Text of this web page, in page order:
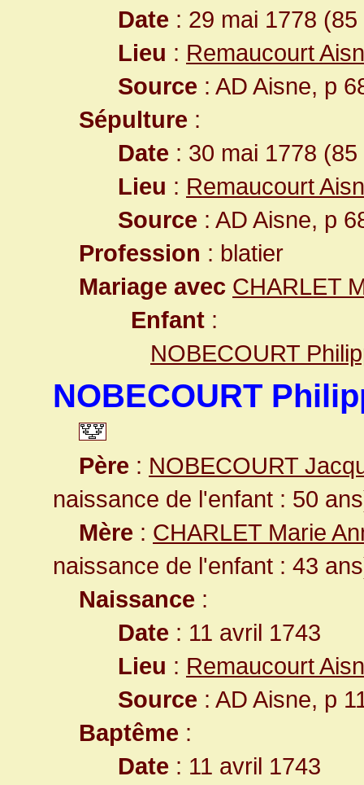
Date : 29 mai 1778
Lieu : Remaucourt
Source : AD Aisne, p
Sépulture :
Date : 30 mai 1778
Lieu : Remaucourt
Source : AD Aisne, p
Profession : blatier
Mariage avec CHARLET
Enfant :
NOBECOURT
NOBECOURT
Père : NOBECOURT
naissance de l'enfant : 50
Mère : CHARLET Marie
naissance de l'enfant : 43
Naissance :
Date : 11 avril 1743
Lieu : Remaucourt
Source : AD Aisne, p
Baptême :
Date : 11 avril 1743